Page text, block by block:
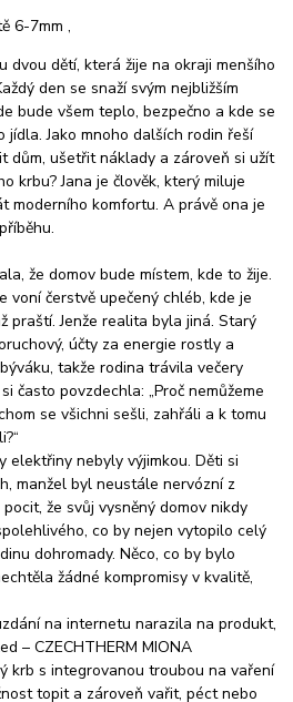
6-7mm ,
dvou dětí, která žije na okraji menšího
den se snaží svým nejbližším
bude všem teplo, bezpečno a kde se
jídla. Jako mnoho dalších rodin řeší
dům, ušetřit náklady a zároveň si užít
krbu? Jana je člověk, který miluje
moderního komfortu. A právě ona je
že domov bude místem, kde to žije.
voní čerstvě upečený chléb, kde je
praští. Jenže realita byla jiná. Starý
účty za energie rostly a
takže rodina trávila večery
často povzdechla: „Proč nemůžeme
se všichni sešli, zahřáli a k tomu
elektřiny nebyly výjimkou. Děti si
manžel byl neustále nervózní z
že svůj vysněný domov nikdy
co by nejen vytopilo celý
dohromady. Něco, co by bylo
žádné kompromisy v kvalitě,
na internetu narazila na produkt,
– CZECHTHERM MIONA
krb s integrovanou troubou na vaření
topit a zároveň vařit, péct nebo